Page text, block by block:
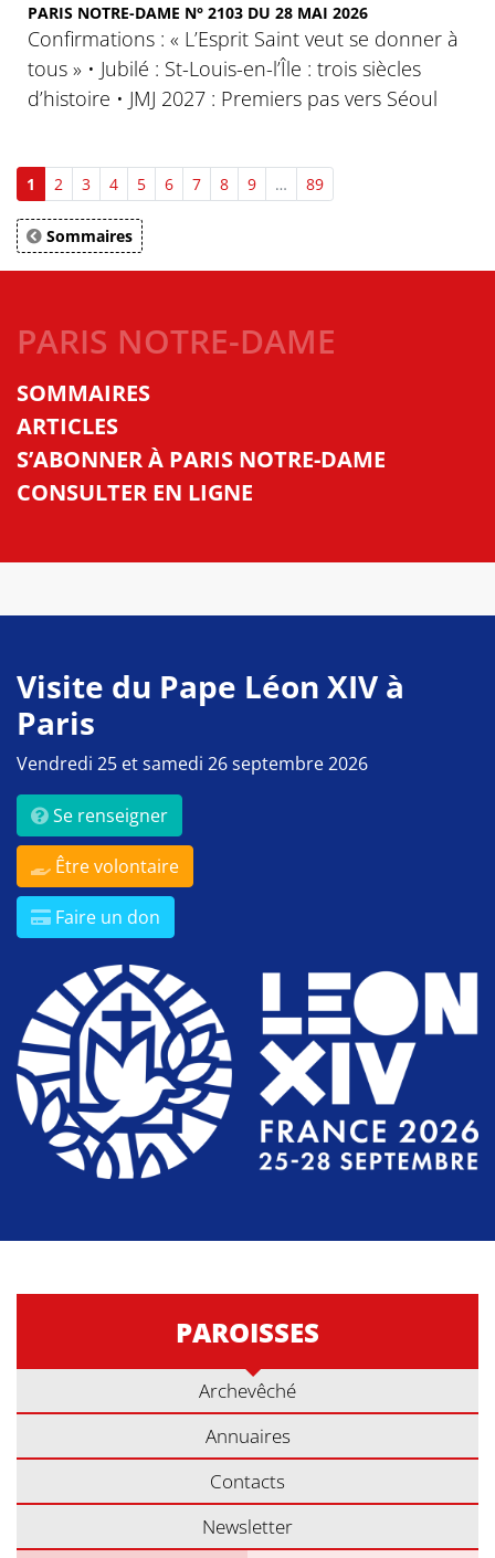
PARIS NOTRE-DAME N° 2103 DU 28 MAI 2026
Confirmations : « L’Esprit Saint veut se donner à
tous » • Jubilé : St-Louis-en-l’Île : trois siècles
d’histoire • JMJ 2027 : Premiers pas vers Séoul
1 2 3 4 5 6 7 8 9 … 89
Sommaires
PARIS NOTRE-DAME
SOMMAIRES
ARTICLES
S’ABONNER À PARIS NOTRE-DAME
CONSULTER EN LIGNE
Visite du Pape Léon XIV à
Paris
Vendredi 25 et samedi 26 septembre 2026
Se renseigner
Être volontaire
Faire un don
PAROISSES
Archevêché
Annuaires
Contacts
Newsletter